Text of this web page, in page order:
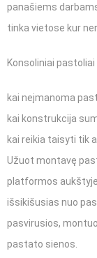
panašiems
tinka vietose kur
Konsoliniai
kai neįmanoma
kai konstrukcija
kai reikia taisyti tik
Užuot montavę
platformos
išsikišusias nuo
pasvirusios,
pastato sienos.